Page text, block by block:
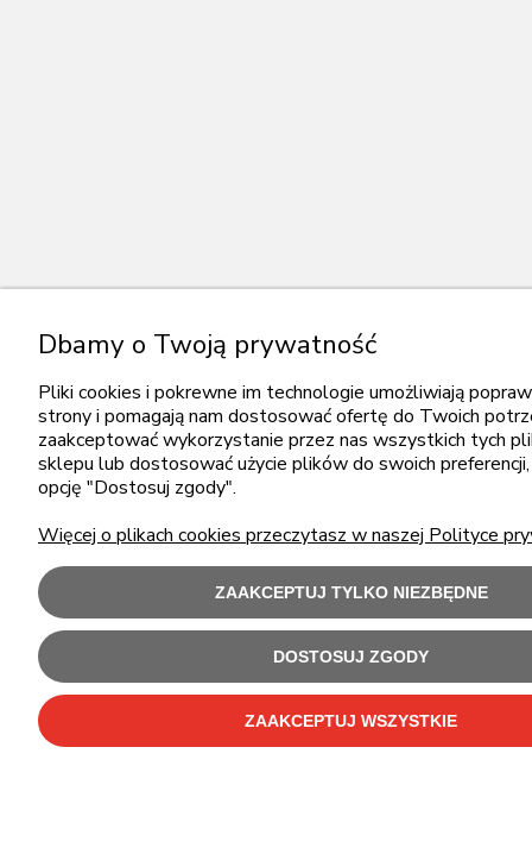
Dbamy o Twoją prywatność
Pliki cookies i pokrewne im technologie umożliwiają
strony i pomagają nam dostosować ofertę do Twoich
zaakceptować wykorzystanie przez nas wszystkich tych
sklepu lub dostosować użycie plików do swoich
opcję "Dostosuj zgody".
Więcej o plikach cookies przeczytasz w naszej Polityce
ZAAKCEPTUJ TYLKO NIEZBĘDNE
DOSTOSUJ ZGODY
ZAAKCEPTUJ WSZYSTKIE